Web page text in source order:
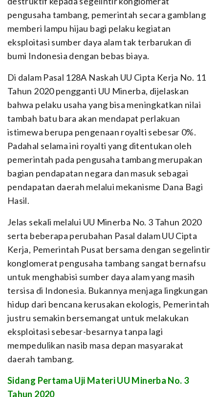
pengusaha tambang, pemerintah secara gamblang
memberi lampu hijau bagi pelaku kegiatan
eksploitasi sumber daya alam tak terbarukan di
bumi Indonesia dengan bebas biaya.
Di dalam Pasal 128A Naskah UU Cipta Kerja No. 11
Tahun 2020 pengganti UU Minerba, dijelaskan
bahwa pelaku usaha yang bisa meningkatkan nilai
tambah batu bara akan mendapat perlakuan
istimewa berupa pengenaan royalti sebesar 0%.
Padahal selama ini royalti yang ditentukan oleh
pemerintah pada pengusaha tambang merupakan
bagian pendapatan negara dan masuk sebagai
pendapatan daerah melalui mekanisme Dana Bagi
Hasil.
Jelas sekali melalui UU Minerba No. 3 Tahun 2020
serta beberapa perubahan Pasal dalam UU Cipta
Kerja, Pemerintah Pusat bersama dengan segelintir
konglomerat pengusaha tambang sangat bernafsu
untuk menghabisi sumber daya alam yang masih
tersisa di Indonesia. Bukannya menjaga lingkungan
hidup dari bencana kerusakan ekologis, Pemerintah
justru semakin bersemangat untuk melakukan
eksploitasi sebesar-besarnya tanpa lagi
mempedulikan nasib masa depan masyarakat
daerah tambang.
Sidang Pertama Uji Materi UU Minerba No. 3
Tahun 2020